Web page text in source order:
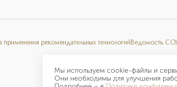
Мы используем cookie-файлы и
Они необходимы для улучшения
применения рекомендательных технологий Ведомость